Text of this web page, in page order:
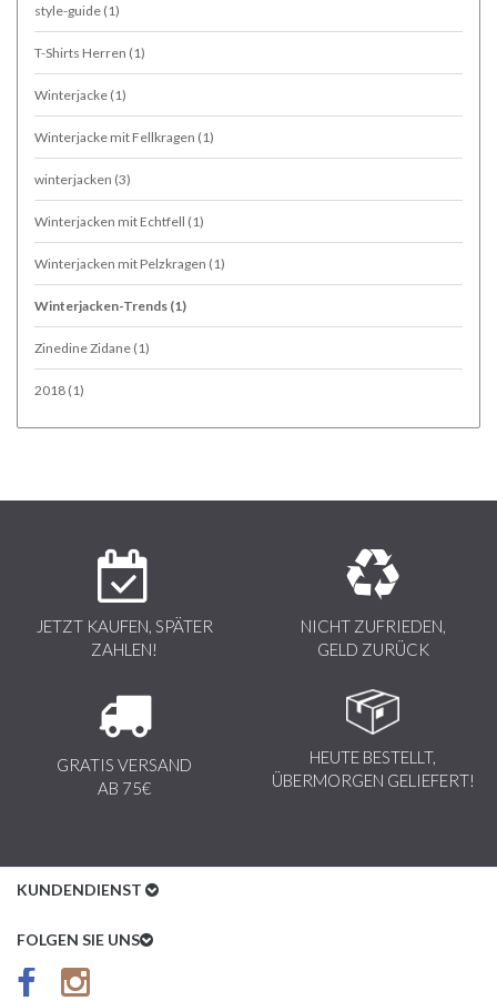
style-guide (1)
T-Shirts Herren (1)
Winterjacke (1)
Winterjacke mit Fellkragen (1)
winterjacken (3)
Winterjacken mit Echtfell (1)
Winterjacken mit Pelzkragen (1)
Winterjacken-Trends (1)
Zinedine Zidane (1)
2018 (1)
JETZT KAUFEN, SPÄTER
ZAHLEN!
NICHT ZUFRIEDEN,
GELD ZURÜCK
GRATIS VERSAND
AB 75€
HEUTE BESTELLT,
ÜBERMORGEN GELIEFERT!
KUNDENDIENST
Kundenservice
AGB
FOLGEN SIE UNS